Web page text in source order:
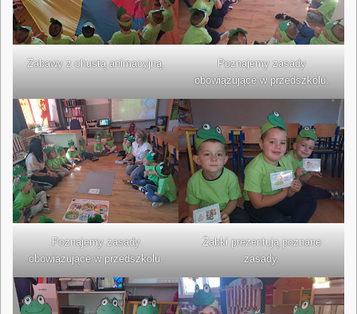
Zabawy z chustą animacyjną.
Poznajemy zasady
obowiązujące w przedszkolu.
Poznajemy zasady
obowiązujące w przedszkolu.
Żabki prezentują poznane
zasady.